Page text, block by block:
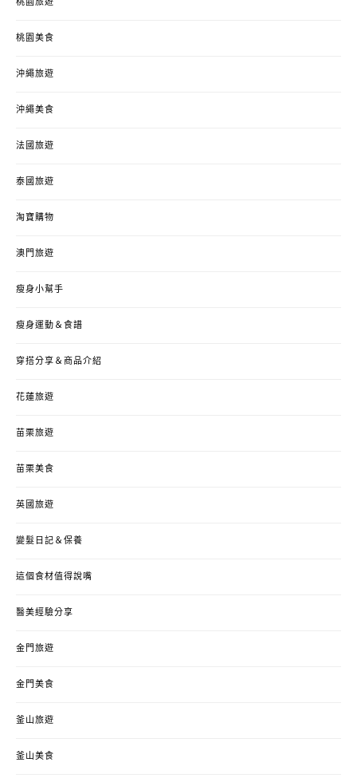
桃園旅遊
桃園美食
沖繩旅遊
沖繩美食
法國旅遊
泰國旅遊
淘寶購物
澳門旅遊
瘦身小幫手
瘦身運動＆食譜
穿搭分享＆商品介紹
花蓮旅遊
苗栗旅遊
苗栗美食
英國旅遊
變髮日記＆保養
這個食材值得說嘴
醫美經驗分享
金門旅遊
金門美食
釜山旅遊
釜山美食